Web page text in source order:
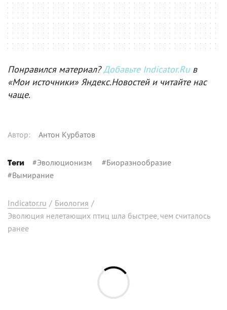
Понравился материал?Добавьте Indicator.Ruв
«Мои источники» Яндекс.Новостей и читайте нас
чаще.
Автор: Антон Курбатов
Теги #Эволюционизм #Биоразнообразие
#Вымирание
Indicator.ru / Биология /
Эволюция нелетающих птиц шла быстрее, чем считалось
ранее